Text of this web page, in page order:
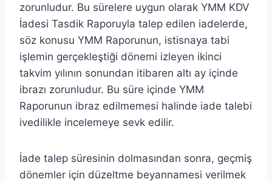
zorunludur. Bu sürelere uygun olarak YMM KDV
İadesi Tasdik Raporuyla talep edilen iadelerde,
söz konusu YMM Raporunun, istisnaya tabi
işlemin gerçekleştiği dönemi izleyen ikinci
takvim yılının sonundan itibaren altı ay içinde
ibrazı zorunludur. Bu süre içinde YMM
Raporunun ibraz edilmemesi halinde iade talebi
ivedilikle incelemeye sevk edilir.
İade talep süresinin dolmasından sonra, geçmiş
dönemler için düzeltme beyannamesi verilmek